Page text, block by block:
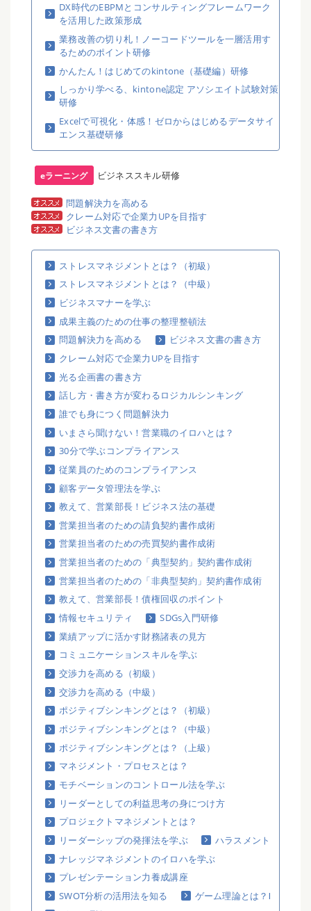
DX時代のEBPMとコンサルティングフレームワーク
を活用した政策形成
業務改善の切り札！ノーコードツールを一層活用す
るためのポイント研修
かんたん！はじめてのkintone（基礎編）研修
しっかり学べる、kintone認定 アソシエイト試験対策
研修
Excelで可視化・体感！ゼロからはじめるデータサイ
エンス基礎研修
eラーニング ビジネススキル研修
問題解決力を高める
クレーム対応で企業力UPを目指す
ビジネス文書の書き方
ストレスマネジメントとは？（初級）
ストレスマネジメントとは？（中級）
ビジネスマナーを学ぶ
成果主義のための仕事の整理整頓法
問題解決力を高める
ビジネス文書の書き方
クレーム対応で企業力UPを目指す
光る企画書の書き方
話し方・書き方が変わるロジカルシンキング
誰でも身につく問題解決力
いまさら聞けない！営業職のイロハとは？
30分で学ぶコンプライアンス
従業員のためのコンプライアンス
顧客データ管理法を学ぶ
教えて、営業部長！ビジネス法の基礎
営業担当者のための請負契約書作成術
営業担当者のための売買契約書作成術
営業担当者のための「典型契約」契約書作成術
営業担当者のための「非典型契約」契約書作成術
教えて、営業部長！債権回収のポイント
情報セキュリティ
SDGs入門研修
業績アップに活かす財務諸表の見方
コミュニケーションスキルを学ぶ
交渉力を高める（初級）
交渉力を高める（中級）
ポジティブシンキングとは？（初級）
ポジティブシンキングとは？（中級）
ポジティブシンキングとは？（上級）
マネジメント・プロセスとは？
モチベーションのコントロール法を学ぶ
リーダーとしての利益思考の身につけ方
プロジェクトマネジメントとは？
リーダーシップの発揮法を学ぶ
ハラスメント
ナレッジマネジメントのイロハを学ぶ
プレゼンテーション力養成講座
SWOT分析の活用法を知る
ゲーム理論とは？Ⅰ